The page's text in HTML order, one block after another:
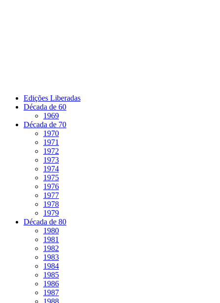
Edições Liberadas
Década de 60
1969
Década de 70
1970
1971
1972
1973
1974
1975
1976
1977
1978
1979
Década de 80
1980
1981
1982
1983
1984
1985
1986
1987
1988